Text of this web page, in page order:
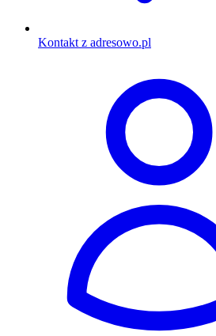
Kontakt z adresowo.pl